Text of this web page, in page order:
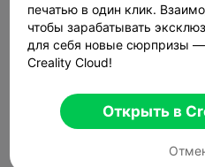
печатью в один клик.
чтобы зарабатывать
для себя новые сюрпризы
Creality Cloud!
Открыть в